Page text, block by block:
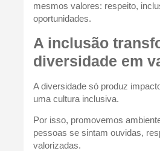
mesmos valores: respeito,
oportunidades.
A inclusão
diversidade em
A diversidade só produz
uma cultura inclusiva.
Por isso, promovemos
pessoas se sintam ouvidas,
valorizadas.